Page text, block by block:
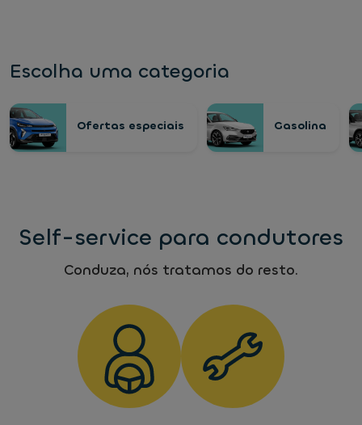
Escolha uma categoria
Ofertas especiais Gasolina
Self-service para condutores
Conduza, nós tratamos do resto.